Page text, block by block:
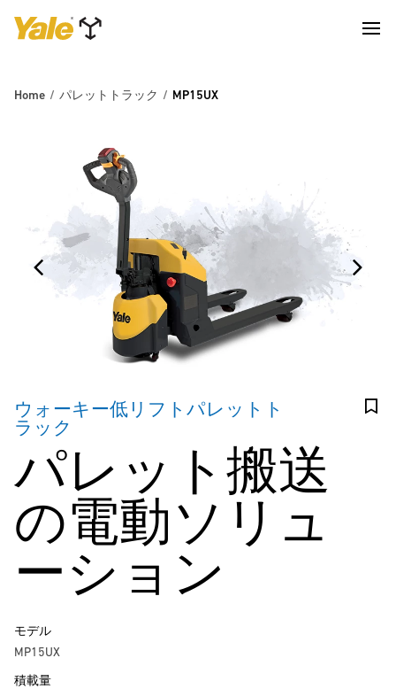
Home パレットトラック MP15UX
ウォーキー低リフトパレットト
ラック
パレット搬送
の電動ソリュ
ーション
モデル
MP15UX
積載量